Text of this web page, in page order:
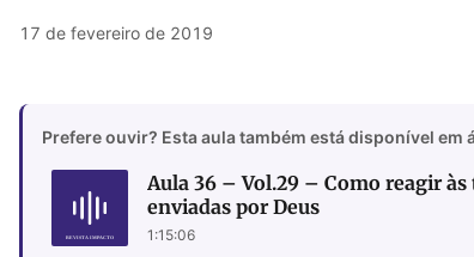
17 de fevereiro de 2019
Prefere ouvir? Esta aula também está disponível em
Aula 36 – Vol.29 – Como reagir
enviadas por Deus
1:15:06